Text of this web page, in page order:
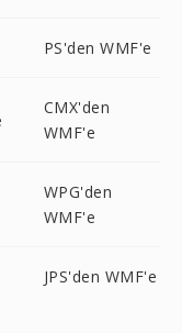
PS'den WMF'e
CMX'den
WMF'e
WPG'den
WMF'e
JPS'den WMF'e